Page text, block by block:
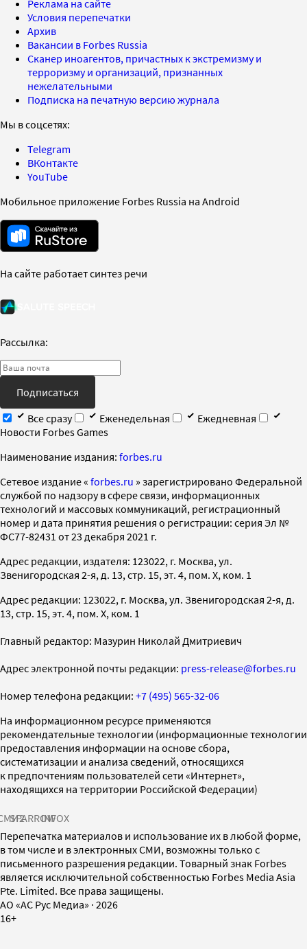
Реклама на сайте
Условия перепечатки
Архив
Вакансии в Forbes Russia
Сканер иноагентов, причастных к экстремизму и
терроризму и организаций, признанных
нежелательными
Подписка на печатную версию журнала
Мы в соцсетях:
Telegram
ВКонтакте
YouTube
Мобильное приложение Forbes Russia на Android
На сайте работает синтез речи
Рассылка:
Подписаться
Все сразу
Еженедельная
Ежедневная
Новости Forbes Games
Наименование издания: forbes.ru
Cетевое издание « forbes.ru » зарегистрировано Федеральной
службой по надзору в сфере связи, информационных
технологий и массовых коммуникаций, регистрационный
номер и дата принятия решения о регистрации: серия Эл №
ФС77-82431 от 23 декабря 2021 г.
Адрес редакции, издателя: 123022, г. Москва, ул.
Звенигородская 2-я, д. 13, стр. 15, эт. 4, пом. X, ком. 1
Адрес редакции: 123022, г. Москва, ул. Звенигородская 2-я, д.
13, стр. 15, эт. 4, пом. X, ком. 1
Главный редактор: Мазурин Николай Дмитриевич
Адрес электронной почты редакции: press-release@forbes.ru
Номер телефона редакции: +7 (495) 565-32-06
На информационном ресурсе применяются
рекомендательные технологии (информационные технологии
предоставления информации на основе сбора,
систематизации и анализа сведений, относящихся
к предпочтениям пользователей сети «Интернет»,
находящихся на территории Российской Федерации)
SPARROWINFOX
Перепечатка материалов и использование их в любой форме,
в том числе и в электронных СМИ, возможны только с
письменного разрешения редакции. Товарный знак Forbes
является исключительной собственностью Forbes Media Asia
Pte. Limited. Все права защищены.
AO «АС Рус Медиа» · 2026
16+